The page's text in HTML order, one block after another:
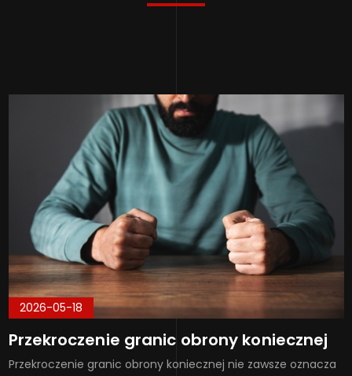
2026-05-18
Przekroczenie granic obrony koniecznej
Przekroczenie granic obrony koniecznej nie zawsze oznacza